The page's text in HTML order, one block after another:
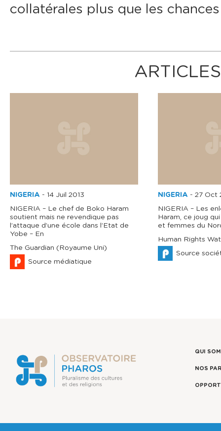
collatérales plus que les
NIGERIA - 14 Juil 2013
NIGERIA – Le chef de Boko Haram
soutient mais ne revendique pas
l’attaque d’une école dans l’Etat de
Yobe – En
The Guardian (Royaume Uni)
Source médiatique
NIGERIA - 27 Oct
NIGERIA – Les
Haram, ce joug
et femmes du
Human Rights
Source
QUI
NOS